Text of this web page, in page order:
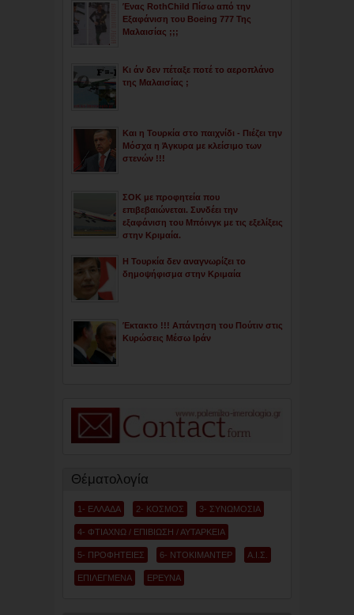
Ένας RothChild Πίσω από την
Εξαφάνιση του Boeing 777 Της
Μαλαισίας ;;;
Κι άν δεν πέταξε ποτέ το αεροπλάνο
της Μαλαισίας ;
Και η Τουρκία στο παιχνίδι - Πιέζει την
Μόσχα η Άγκυρα με κλείσιμο των
στενών !!!
ΣΟΚ με προφητεία που
επιβεβαιώνεται. Συνδέει την
εξαφάνιση του Μπόινγκ με τις εξελίξεις
στην Κριμαία.
Η Τουρκία δεν αναγνωρίζει το
δημοψήφισμα στην Κριμαία
Έκτακτο !!! Απάντηση του Πούτιν στις
Κυρώσεις Μέσω Ιράν
Θέματολογία
1- ΕΛΛΑΔΑ 2- ΚΟΣΜΟΣ 3- ΣΥΝΩΜΟΣΙΑ
4- ΦΤΙΑΧΝΩ / ΕΠΙΒΙΩΣΗ / ΑΥΤΑΡΚΕΙΑ
5- ΠΡΟΦΗΤΕΙΕΣ 6- ΝΤΟΚΙΜΑΝΤΕΡ Α.Ι.Σ.
ΕΠΙΛΕΓΜΕΝΑ ΕΡΕΥΝΑ